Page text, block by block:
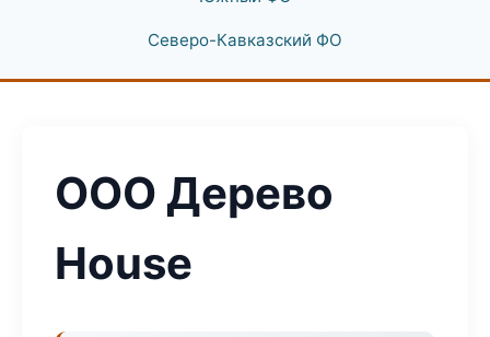
Северо-Кавказский ФО
ООО Дерево
House